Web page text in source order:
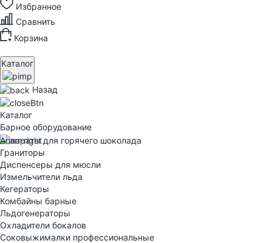
Избранное
Сравнить
Корзина
Каталог
Назад
Каталог
Барное оборудование
Аппараты для горячего шоколада
Граниторы
Диспенсеры для мюсли
Измельчители льда
Кегераторы
Комбайны барные
Льдогенераторы
Охладители бокалов
Соковыжималки профессиональные